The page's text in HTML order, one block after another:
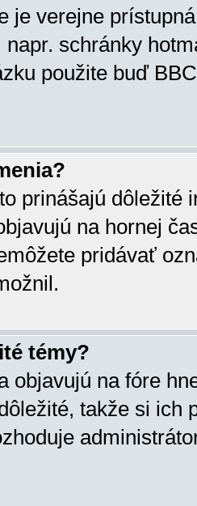
je verejne
schránky
použite buď
prinášajú dôležité
na hornej
pridávať
témy?
objavujú na fóre
takže si ich